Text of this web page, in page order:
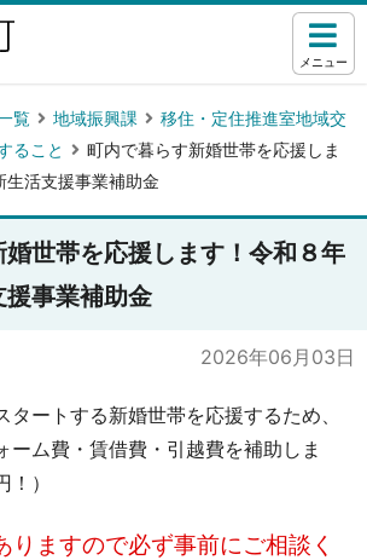
メニュー
覧 地域振興課
移住・定住推進室地域交
ること
町内で暮らす新婚世帯を応援しま
活支援事業補助金
世帯を応援します！令和８年
事業補助金
2026年06月03日
タートする新婚世帯を応援するため、
ーム費・賃借費・引越費を補助しま
）
りますので必ず事前にご相談く